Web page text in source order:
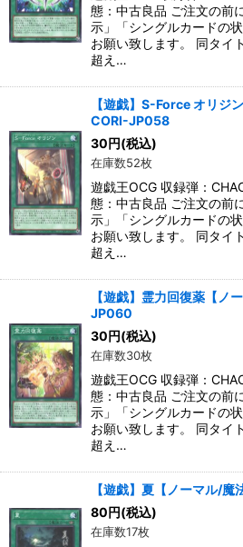
態：中古良品 ご注文の前
示」「シングルカードの
お願い致します。 同タイ
超え…
【遊戯】S-Force オリジ
CORI-JP058
30円(税込)
在庫数52枚
遊戯王OCG 収録弾：
態：中古良品 ご注文の前
示」「シングルカードの
お願い致します。 同タイ
超え…
【遊戯】霊力回復薬【ノ
JP060
30円(税込)
在庫数30枚
遊戯王OCG 収録弾：
態：中古良品 ご注文の前
示」「シングルカードの
お願い致します。 同タイ
超え…
【遊戯】夏【ノーマル/
80円(税込)
在庫数17枚